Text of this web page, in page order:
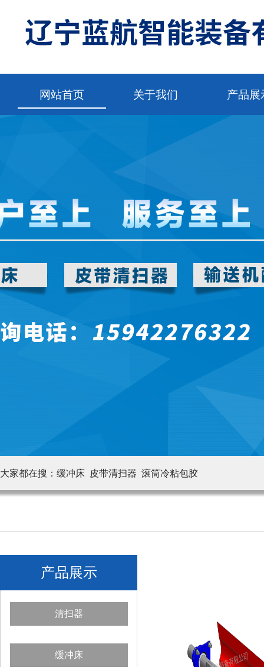
网站首页 关于我们 产品展
大家都在搜： 缓冲床 皮带清扫器 滚筒冷粘包胶
产品展示
清扫器
缓冲床